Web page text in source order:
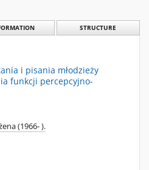
STRUCTURE
i pisania młodzieży
funkcji percepcyjno-
(1966- ).